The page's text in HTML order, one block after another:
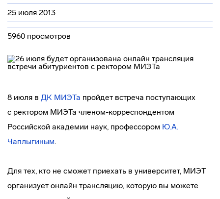
25 июля 2013
5960 просмотров
8 июля в ДК МИЭТа пройдет встреча поступающих
с ректором МИЭТа членом-корреспондентом
Российской академии наук, профессором Ю.А.
Чаплыгиным.
Для тех, кто не сможет приехать в университет, МИЭТ
организует онлайн трансляцию, которую вы можете